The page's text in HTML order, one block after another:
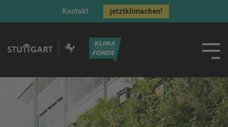
Kontakt jetztklimachen!